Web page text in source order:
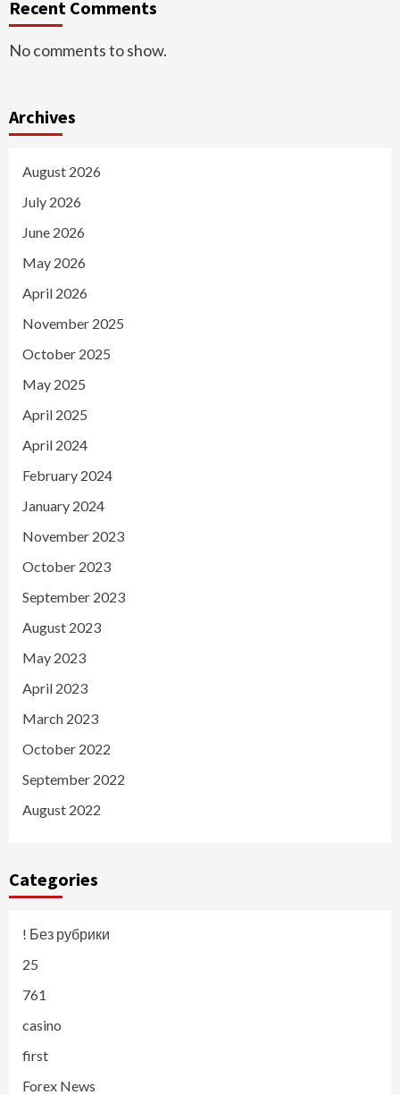
Recent Comments
No comments to show.
Archives
August 2026
July 2026
June 2026
May 2026
April 2026
November 2025
October 2025
May 2025
April 2025
April 2024
February 2024
January 2024
November 2023
October 2023
September 2023
August 2023
May 2023
April 2023
March 2023
October 2022
September 2022
August 2022
Categories
! Без рубрики
25
761
casino
first
Forex News